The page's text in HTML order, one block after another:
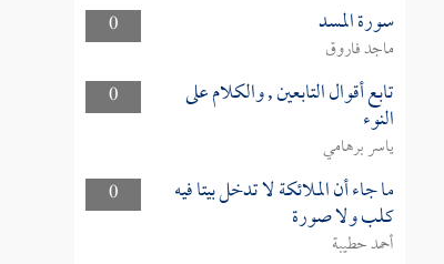
0
سورة المسد
ماجد فاروق
0
تابع أقوال التابعين , والكلام على
النوء
ياسر برهامي
0
ما جاء أن الملائكة لا تدخل بيتا فيه
كلب ولا صورة
أحمد حطيبة